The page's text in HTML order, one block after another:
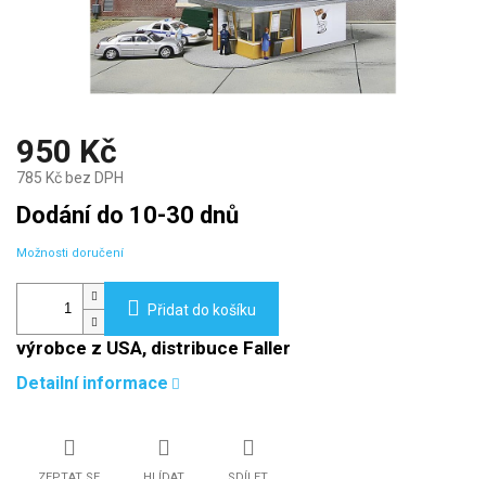
950 Kč
785 Kč bez DPH
Měrná
cena:
Dodání do 10-30 dnů
Možnosti doručení
Přidat do košíku
výrobce z USA, distribuce Faller
Detailní informace